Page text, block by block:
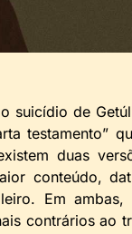
suicídio de
testamento”
duas
conteúdo,
Em
contrários ao